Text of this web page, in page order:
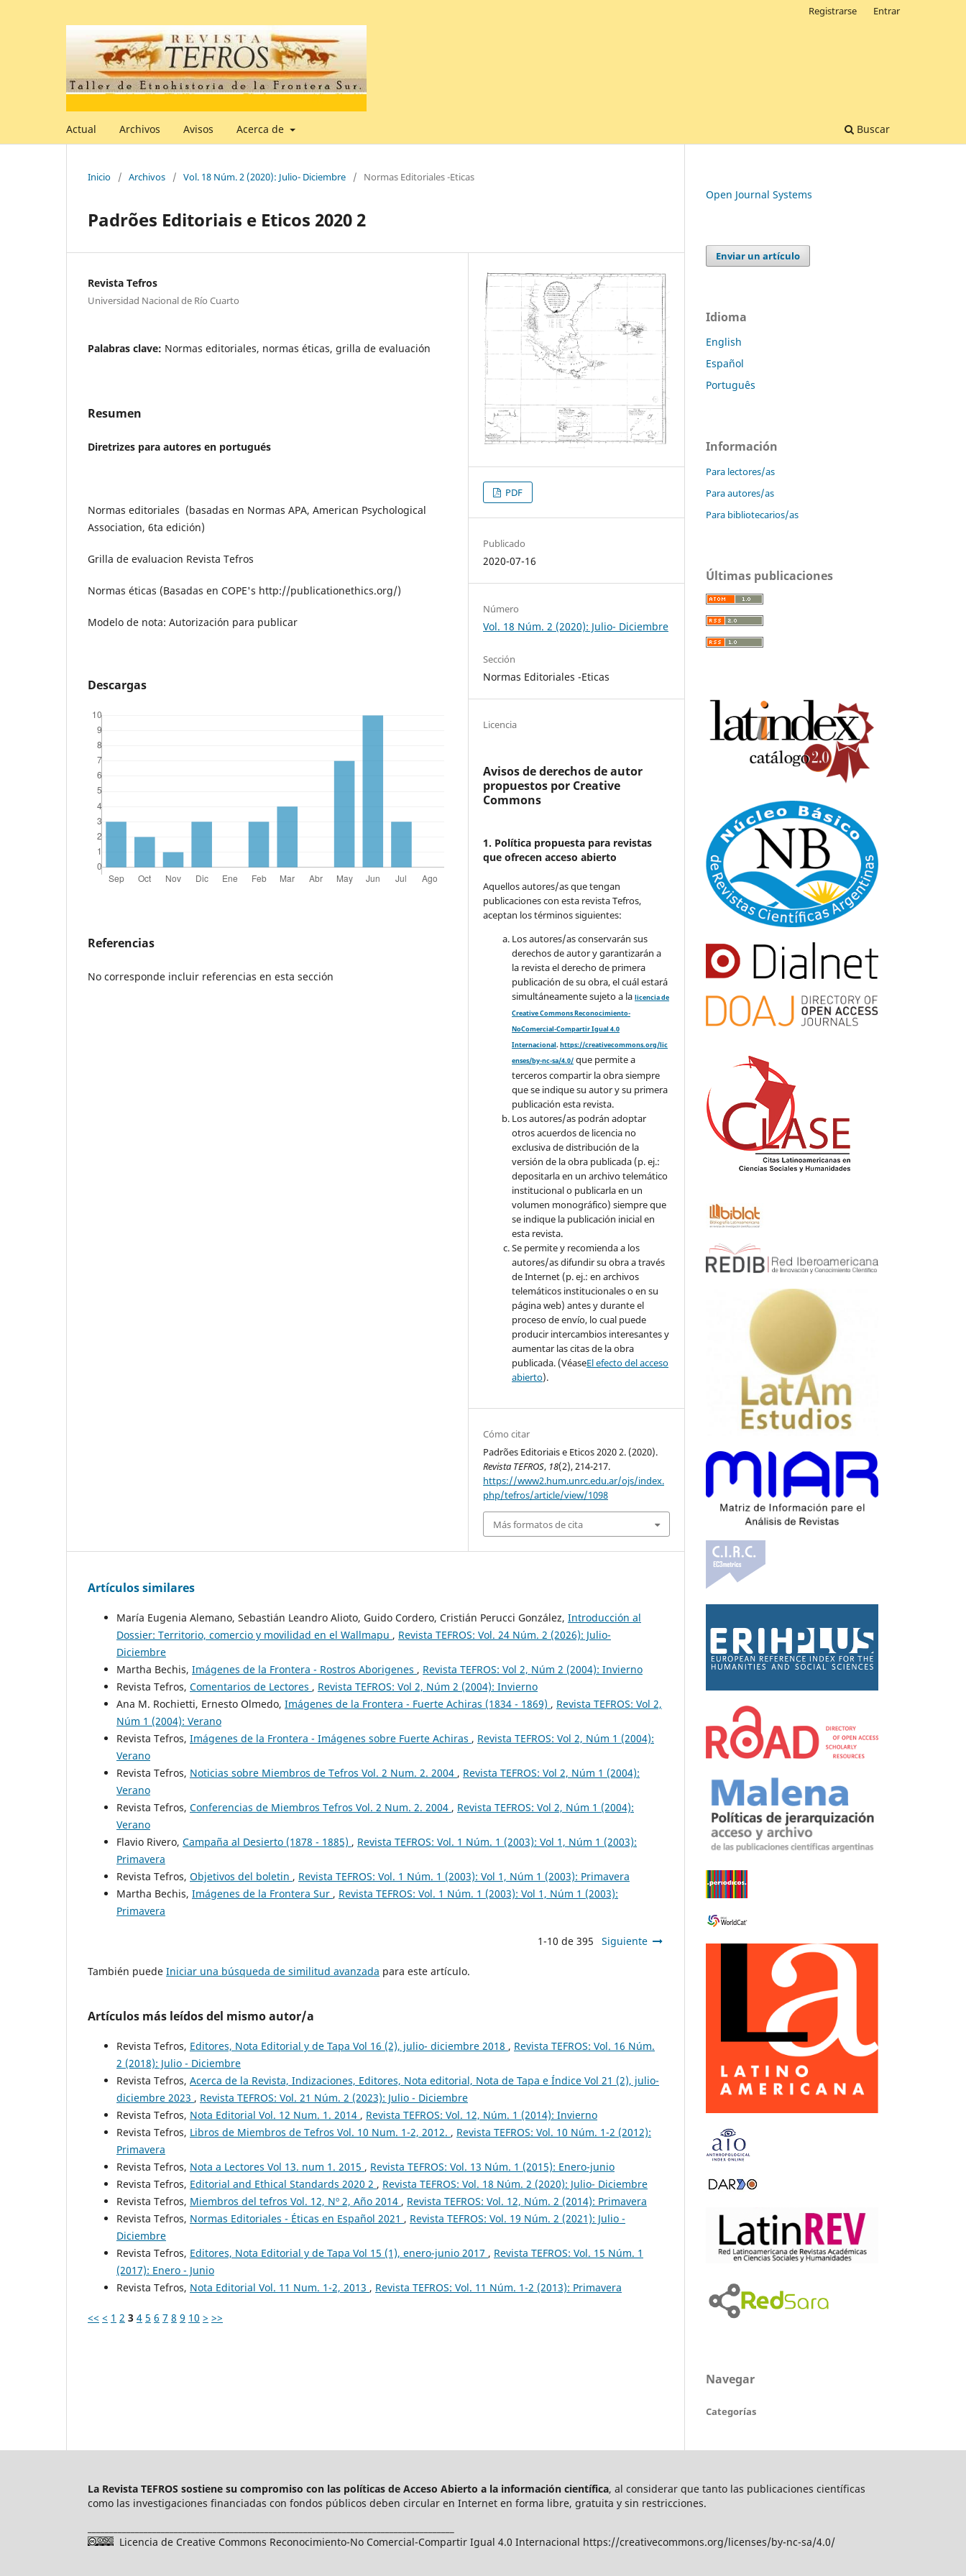
Actual Archivos Avisos Acerca de Buscar
Registrarse Entrar
Inicio / Archivos / Vol. 18 Núm. 2 (2020): Julio- Diciembre / Normas Editoriales -Eticas
Padrões Editoriais e Eticos 2020 2
Revista Tefros
Universidad Nacional de Río Cuarto
Palabras clave: Normas editoriales, normas éticas, grilla de evaluación
Resumen
Diretrizes para autores en portugués
Normas editoriales (basadas en Normas APA, American Psychological
Association, 6ta edición)
Grilla de evaluacion Revista Tefros
Normas éticas (Basadas en COPE's http://publicationethics.org/)
Modelo de nota: Autorización para publicar
Descargas
Referencias
No corresponde incluir referencias en esta sección
PDF
Publicado
2020-07-16
Número
Vol. 18 Núm. 2 (2020): Julio- Diciembre
Sección
Normas Editoriales -Eticas
Licencia
Avisos de derechos de autor
propuestos por Creative
Commons
1. Política propuesta para revistas
que ofrecen acceso abierto
Aquellos autores/as que tengan
publicaciones con esta revista Tefros,
aceptan los términos siguientes:
Los autores/as conservarán sus
derechos de autor y garantizarán a
la revista el derecho de primera
publicación de su obra, el cuál estará
simultáneamente sujeto a lalicencia de
Creative Commons Reconocimiento-
NoComercial-Compartir Igual 4.0
Internacional.https://creativecommons.org/lic
enses/by-nc-sa/4.0/ que permite a
terceros compartir la obra siempre
que se indique su autor y su primera
publicación esta revista.
Los autores/as podrán adoptar
otros acuerdos de licencia no
exclusiva de distribución de la
versión de la obra publicada (p. ej.:
depositarla en un archivo telemático
institucional o publicarla en un
volumen monográfico) siempre que
se indique la publicación inicial en
esta revista.
Se permite y recomienda a los
autores/as difundir su obra a través
de Internet (p. ej.: en archivos
telemáticos institucionales o en su
página web) antes y durante el
proceso de envío, lo cual puede
producir intercambios interesantes y
aumentar las citas de la obra
publicada. (VéaseEl efecto del acceso
abierto).
Cómo citar
Padrões Editoriais e Eticos 2020 2. (2020).
Revista TEFROS, 18(2), 214-217.
https://www2.hum.unrc.edu.ar/ojs/index.
php/tefros/article/view/1098
Más formatos de cita
Artículos similares
María Eugenia Alemano, Sebastián Leandro Alioto, Guido Cordero, Cristián Perucci González, Introducción al
Dossier: Territorio, comercio y movilidad en el Wallmapu , Revista TEFROS: Vol. 24 Núm. 2 (2026): Julio-
Diciembre
Martha Bechis, Imágenes de la Frontera - Rostros Aborigenes , Revista TEFROS: Vol 2, Núm 2 (2004): Invierno
Revista Tefros, Comentarios de Lectores , Revista TEFROS: Vol 2, Núm 2 (2004): Invierno
Ana M. Rochietti, Ernesto Olmedo, Imágenes de la Frontera - Fuerte Achiras (1834 - 1869) , Revista TEFROS: Vol 2,
Núm 1 (2004): Verano
Revista Tefros, Imágenes de la Frontera - Imágenes sobre Fuerte Achiras , Revista TEFROS: Vol 2, Núm 1 (2004):
Verano
Revista Tefros, Noticias sobre Miembros de Tefros Vol. 2 Num. 2. 2004 , Revista TEFROS: Vol 2, Núm 1 (2004):
Verano
Revista Tefros, Conferencias de Miembros Tefros Vol. 2 Num. 2. 2004 , Revista TEFROS: Vol 2, Núm 1 (2004):
Verano
Flavio Rivero, Campaña al Desierto (1878 - 1885) , Revista TEFROS: Vol. 1 Núm. 1 (2003): Vol 1, Núm 1 (2003):
Primavera
Revista Tefros, Objetivos del boletin , Revista TEFROS: Vol. 1 Núm. 1 (2003): Vol 1, Núm 1 (2003): Primavera
Martha Bechis, Imágenes de la Frontera Sur , Revista TEFROS: Vol. 1 Núm. 1 (2003): Vol 1, Núm 1 (2003):
Primavera
1-10 de 395 Siguiente
También puede Iniciar una búsqueda de similitud avanzada para este artículo.
Artículos más leídos del mismo autor/a
Revista Tefros, Editores, Nota Editorial y de Tapa Vol 16 (2), julio- diciembre 2018 , Revista TEFROS: Vol. 16 Núm.
2 (2018): Julio - Diciembre
Revista Tefros, Acerca de la Revista, Indizaciones, Editores, Nota editorial, Nota de Tapa e Índice Vol 21 (2), julio-
diciembre 2023 , Revista TEFROS: Vol. 21 Núm. 2 (2023): Julio - Diciembre
Revista Tefros, Nota Editorial Vol. 12 Num. 1. 2014 , Revista TEFROS: Vol. 12, Núm. 1 (2014): Invierno
Revista Tefros, Libros de Miembros de Tefros Vol. 10 Num. 1-2, 2012. , Revista TEFROS: Vol. 10 Núm. 1-2 (2012):
Primavera
Revista Tefros, Nota a Lectores Vol 13. num 1. 2015 , Revista TEFROS: Vol. 13 Núm. 1 (2015): Enero-junio
Revista Tefros, Editorial and Ethical Standards 2020 2 , Revista TEFROS: Vol. 18 Núm. 2 (2020): Julio- Diciembre
Revista Tefros, Miembros del tefros Vol. 12, Nº 2, Año 2014 , Revista TEFROS: Vol. 12, Núm. 2 (2014): Primavera
Revista Tefros, Normas Editoriales - Éticas en Español 2021 , Revista TEFROS: Vol. 19 Núm. 2 (2021): Julio -
Diciembre
Revista Tefros, Editores, Nota Editorial y de Tapa Vol 15 (1), enero-junio 2017 , Revista TEFROS: Vol. 15 Núm. 1
(2017): Enero - Junio
Revista Tefros, Nota Editorial Vol. 11 Num. 1-2, 2013 , Revista TEFROS: Vol. 11 Núm. 1-2 (2013): Primavera
<< < 1 2 3 4 5 6 7 8 9 10 > >>
Open Journal Systems
Enviar un artículo
Idioma
English
Español
Português
Información
Para lectores/as
Para autores/as
Para bibliotecarios/as
Últimas publicaciones
Navegar
Categorías
La Revista TEFROS sostiene su compromiso con las políticas de Acceso Abierto a la información científica, al considerar que tanto las publicaciones científicas
como las investigaciones financiadas con fondos públicos deben circular en Internet en forma libre, gratuita y sin restricciones.
Licencia de Creative Commons Reconocimiento-No Comercial-Compartir Igual 4.0 Internacional https://creativecommons.org/licenses/by-nc-sa/4.0/